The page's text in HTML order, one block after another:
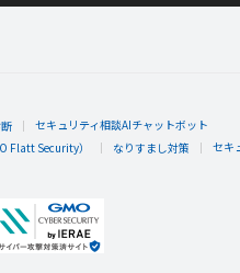
セキュリティ相談AIチャットボット
Flatt Security） なりすまし対策 セキ